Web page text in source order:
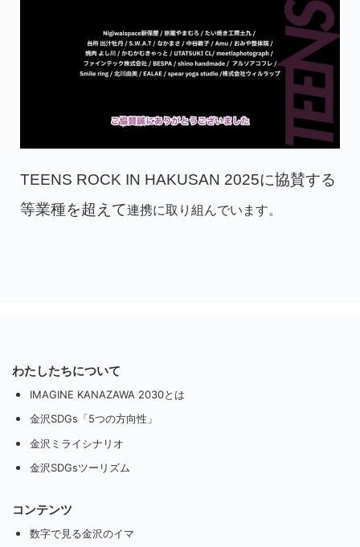
TEENS ROCK IN HAKUSAN 2025に協賛する
等業種を超えて連携に取り組んでいます。
わたしたちについて
IMAGINE KANAZAWA 2030とは
金沢SDGs「5つの方向性」
金沢ミライシナリオ
金沢SDGsツーリズム
コンテンツ
数字で見る金沢のイマ